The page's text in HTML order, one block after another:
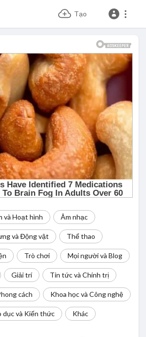
Tạo
và Hoạt hình Âm nhạc
và Động vật Thể thao
Trò chơi Mọi người và Blog
Giải trí Tin tức và Chính trị
cách Khoa học và Công nghệ
dục và Kiến thức Khác